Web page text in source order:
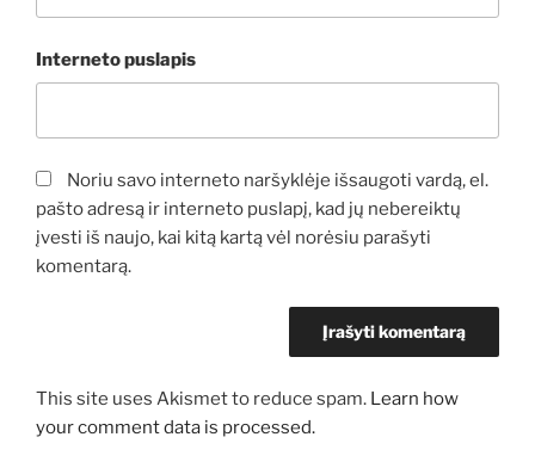
Interneto puslapis
Noriu savo interneto naršyklėje išsaugoti vardą, el.
pašto adresą ir interneto puslapį, kad jų nebereiktų
įvesti iš naujo, kai kitą kartą vėl norėsiu parašyti
komentarą.
This site uses Akismet to reduce spam. Learn how
your comment data is processed.